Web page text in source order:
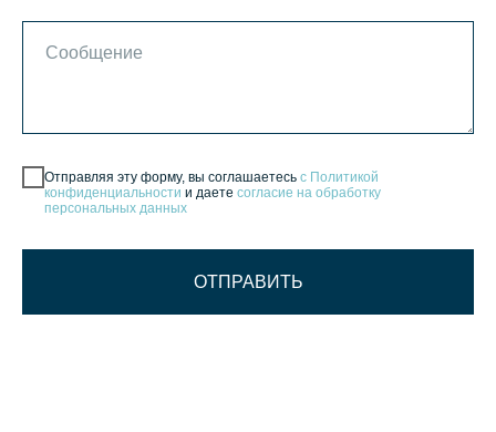
Отправляя эту форму, вы соглашаетесь с Политикой
конфиденциальности и даете согласие на обработку
персональных данных
ОТПРАВИТЬ